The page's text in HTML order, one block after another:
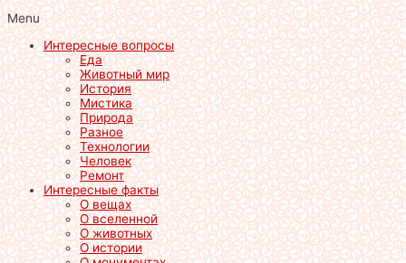
Menu
Интересные вопросы
Еда
Животный мир
История
Мистика
Природа
Разное
Технологии
Человек
Ремонт
Интересные факты
О вещах
О вселенной
О животных
О истории